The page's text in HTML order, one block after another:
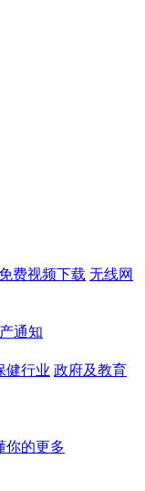
费视频下载 无线网
通知
健行业 政府及教育
你的更多